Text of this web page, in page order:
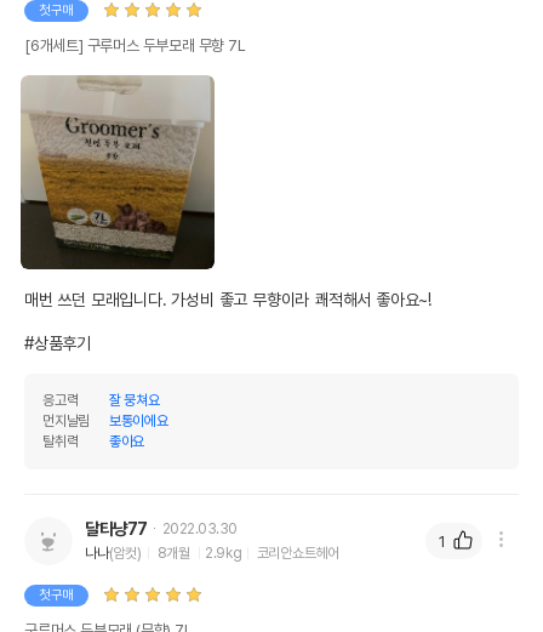
첫구매
[6개세트] 구루머스 두부모래 무향 7L
매번 쓰던 모래입니다. 가성비 좋고 무향이라 쾌적해서 좋아요~!
#상품후기
응고력
잘 뭉쳐요
먼지날림
보통이에요
탈취력
좋아요
달타냥77
2022.03.30
나나(암컷) 8개월 2.9kg 코리안쇼트헤어
첫구매
1